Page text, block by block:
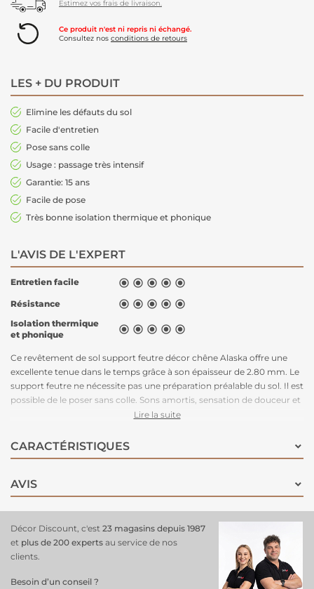
Estimez vos frais de livraison.
Ce produit n'est ni repris ni échangé.
Consultez nos conditions de retours
LES + DU PRODUIT
Elimine les défauts du sol
Facile d'entretien
Pose sans colle
Usage : passage très intensif
Garantie: 15 ans
Facile de pose
Très bonne isolation thermique et phonique
L'AVIS DE L'EXPERT
Entretien facile     
Résistance     
Isolation thermique
et phonique
    
Ce revêtement de sol support feutre décor chêne Alaska offre une
excellente tenue dans le temps grâce à son épaisseur de 2.80 mm. Le
support feutre ne nécessite pas une préparation préalable du sol. Il est
possible de le poser sans colle. Sons amortis, sensation de douceur et
confort à la marche inégalé. Il imite à merveille la matière noble et
Lire la suite
CARACTÉRISTIQUES
AVIS
Décor Discount, c'est 23 magasins depuis 1987
et plus de 200 experts au service de nos
clients.
Besoin d’un conseil ?